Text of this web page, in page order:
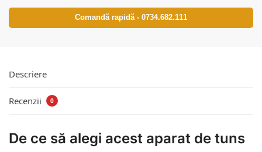
Comandă rapidă - 0734.682.111
Descriere
Recenzii 0
De ce să alegi acest aparat de tuns